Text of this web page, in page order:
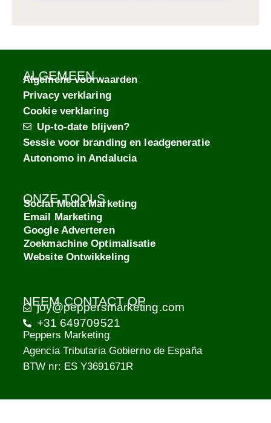
ALGEMEEN
Algemene voorwaarden
Privacy verklaring
Cookie verklaring
Up-to-date blijven?
Sessie voor branding en leadgeneratie
Autonomo in Andalucia
ONZE TOOLS
Social Media Marketing
Email Marketing
Google Adverteren
Zoekmachine Optimalisatie
Website Ontwikkeling
NEEM CONTACT OP
joy@peppersmarketing.com
+31 649709521
Peppers Marketing
Agencia Tributaria Gobierno de España
BTW nr: ES Y3691671R